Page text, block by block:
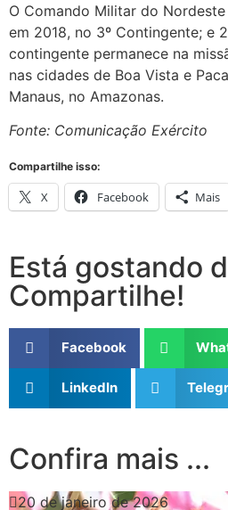
O Comando Militar do
em 2018, no 3º Contingente; e
contingente permanece na
nas cidades de Boa Vista e
Manaus, no Amazonas.
Fonte: Comunicação Exército
Compartilhe isso:
X Facebook Mais
Está gostando
Compartilhe!
Facebook
LinkedIn
Confira mais ...
20 de janeiro de 2026